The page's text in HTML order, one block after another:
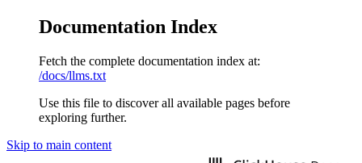
Documentation Index
Fetch the complete documentation index at:
/docs/llms.txt
Use this file to discover all available pages before
exploring further.
Skip to main content